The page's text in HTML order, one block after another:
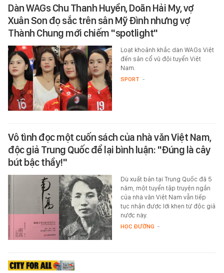
Dàn WAGs Chu Thanh Huyền, Doãn Hải My, vợ
Xuân Son đọ sắc trên sân Mỹ Đình nhưng vợ
Thành Chung mới chiếm "spotlight"
Loạt khoảnh khắc dàn WAGs Việt
đến sân cổ vũ đội tuyển Việt
Nam.
SPORT -
Vô tình đọc một cuốn sách của nhà văn Việt Nam,
độc giả Trung Quốc để lại bình luận: "Đúng là cây
bút bậc thầy!"
Dù xuất bản tại Trung Quốc đã 5
năm, một tuyển tập truyện ngắn
của nhà văn Việt Nam vẫn tiếp
tục nhận được lời khen từ độc giả
nước này.
HỌC ĐƯỜNG -